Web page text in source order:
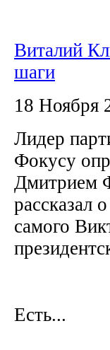
Виталий
шаги
18 Ноября
Лидер
Фокусу
Дмитрием
рассказал
самого
Есть...